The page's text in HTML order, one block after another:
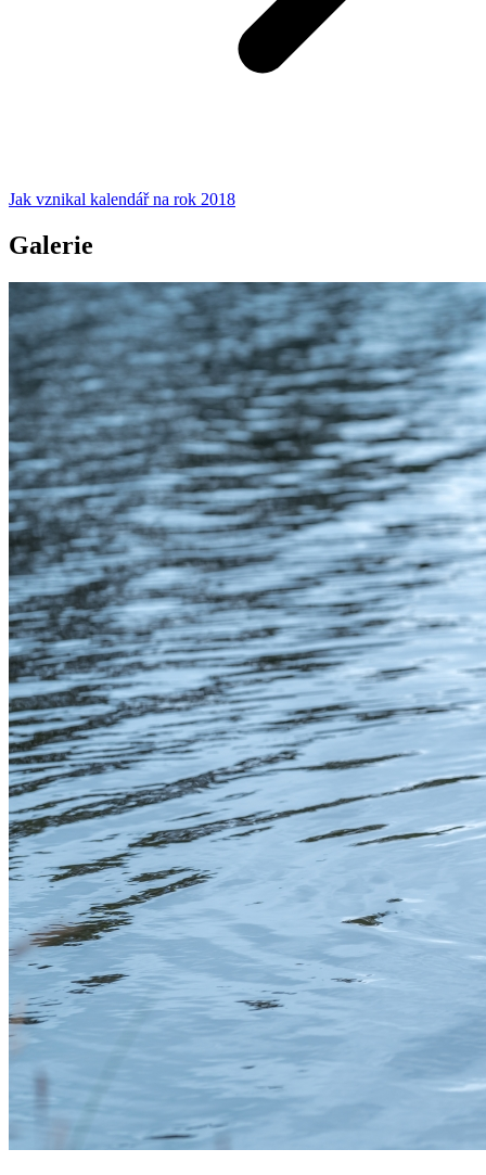
Jak vznikal kalendář na rok 2018
Galerie